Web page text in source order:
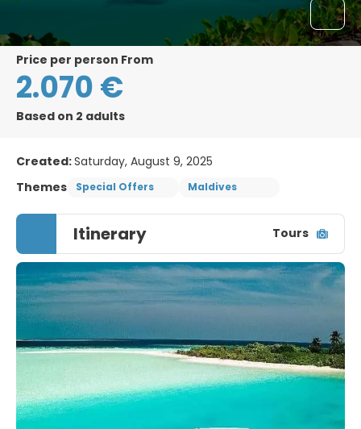
price per person From
2.070 €
Based on 2 adults
Created:Saturday, August 9, 2025
Themes
Special Offers Maldives
Itinerary Tours